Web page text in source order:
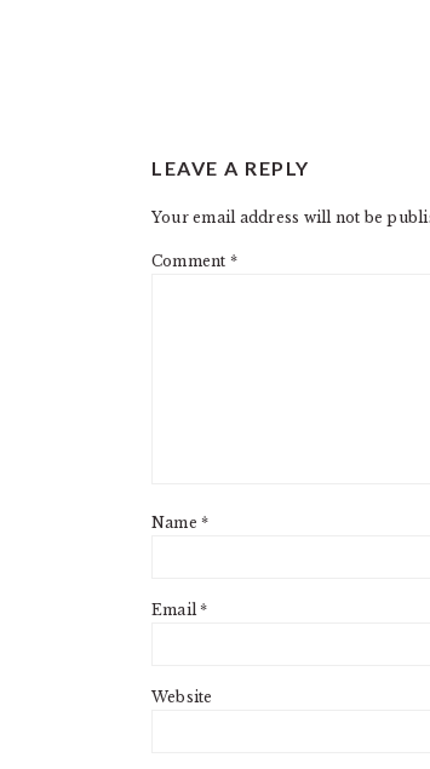
INTERACTIONS
LEAVE A REPLY
Your email address will not be
Comment *
Name*
Email*
Website